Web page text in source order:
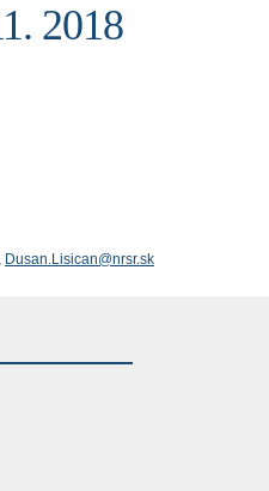
2018
Dusan.Lisican@nrsr.sk